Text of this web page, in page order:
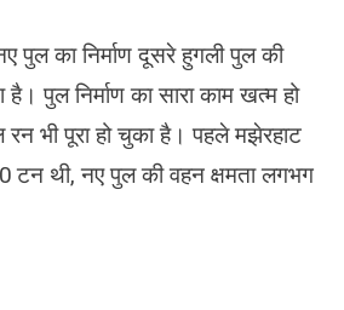
पुल का निर्माण दूसरे हुगली पुल की
पुल निर्माण का सारा काम खत्म हो
रन भी पूरा हो चुका है। पहले मझेरहाट
टन थी, नए पुल की वहन क्षमता लगभग